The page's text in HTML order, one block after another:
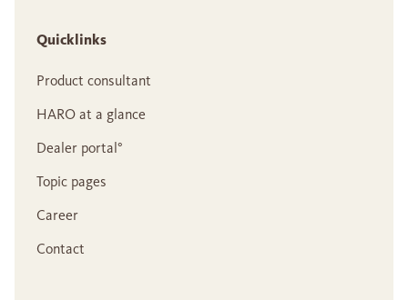
Quicklinks
Product consultant
HARO at a glance
Dealer portal°
Topic pages
Career
Contact